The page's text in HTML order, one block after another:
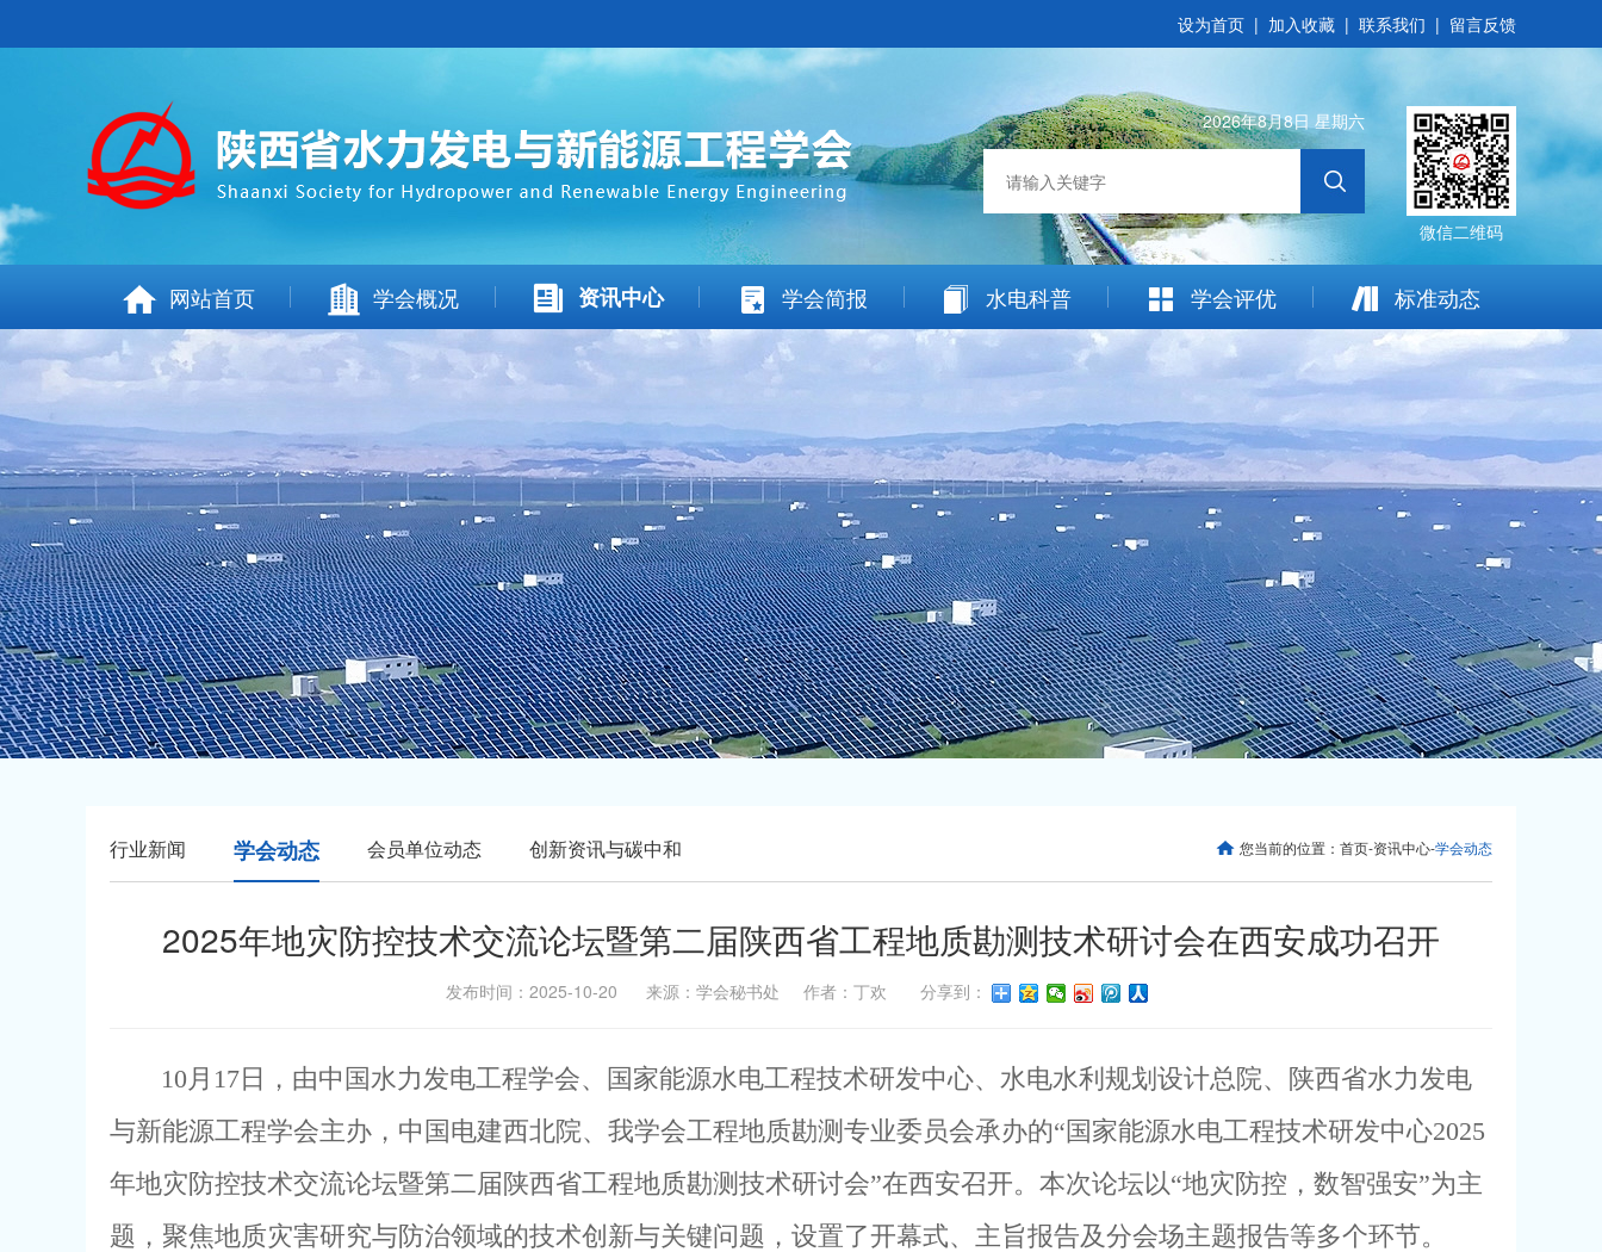
设为首页 | 加入收藏 | 联系我们 | 留言反馈
微信二维码
2026年8月8日 星期六
网站首页 学会概况 资讯中心 学会简报 水电科普 学会评优 标准动态
行业新闻 学会动态 会员单位动态 创新资讯与碳中和 您当前的位置： 首页-资讯中心-学会动态
2025年地灾防控技术交流论坛暨第二届陕西省工程地质勘测技术研讨会在西安成功召开
发布时间：2025-10-20 来源：学会秘书处 作者：丁欢 分享到：
10月17日，由中国水力发电工程学会、国家能源水电工程技术研发中心、水电水利规划设计总院、陕西省水力发电
与新能源工程学会主办，中国电建西北院、我学会工程地质勘测专业委员会承办的“国家能源水电工程技术研发中心2025
年地灾防控技术交流论坛暨第二届陕西省工程地质勘测技术研讨会”在西安召开。本次论坛以“地灾防控，数智强安”为主
题，聚焦地质灾害研究与防治领域的技术创新与关键问题，设置了开幕式、主旨报告及分会场主题报告等多个环节。